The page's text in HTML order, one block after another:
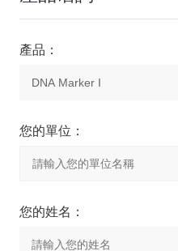
產品：
您的單位：
您的姓名：